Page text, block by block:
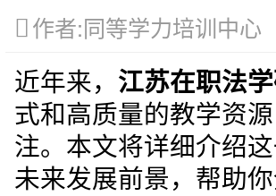
作者:同等学力培训中心
近年来， 江苏在职法
式和高质量的教学资
注。本文将详细介绍
未来发展前景，帮助